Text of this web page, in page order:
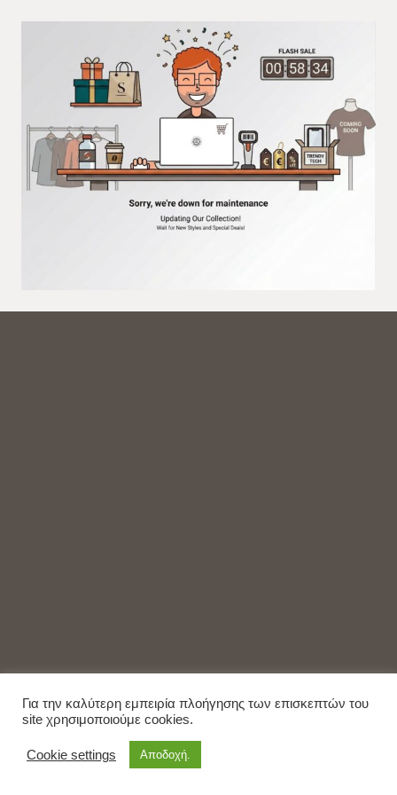
Για την καλύτερη εμπειρία πλοήγησης των επισκεπτών του
site χρησιμοποιούμε cookies.
Cookie settings Αποδοχή.